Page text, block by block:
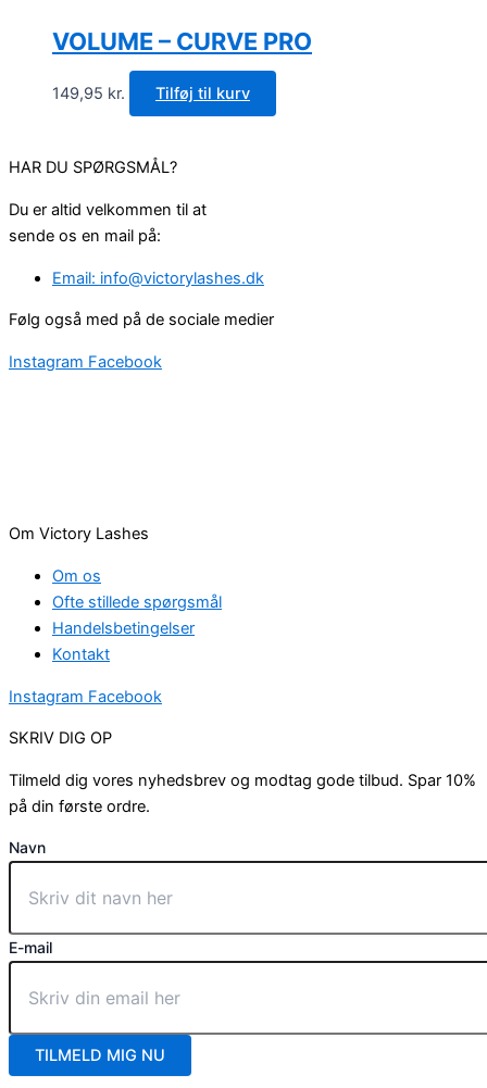
VOLUME – CURVE PRO
149,95 kr. Tilføj til kurv
HAR DU SPØRGSMÅL?
Du er altid velkommen til at
sende os en mail på:
Email: info@victorylashes.dk
Følg også med på de sociale medier
Instagram Facebook
Om Victory Lashes
Om os
Ofte stillede spørgsmål
Handelsbetingelser
Kontakt
Instagram Facebook
SKRIV DIG OP
Tilmeld dig vores nyhedsbrev og modtag gode tilbud. Spar 10%
på din første ordre.
Navn
E-mail
TILMELD MIG NU